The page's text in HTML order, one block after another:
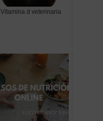
Vitamina d veterinaria